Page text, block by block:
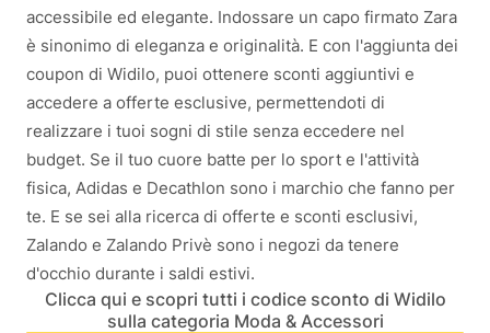
accessibile ed elegante. Indossare un capo firmato Zara
è sinonimo di eleganza e originalità. E con l'aggiunta dei
coupon di Widilo, puoi ottenere sconti aggiuntivi e
accedere a offerte esclusive, permettendoti di
realizzare i tuoi sogni di stile senza eccedere nel
budget. Se il tuo cuore batte per lo sport e l'attività
fisica, Adidas e Decathlon sono i marchio che fanno per
te. E se sei alla ricerca di offerte e sconti esclusivi,
Zalando e Zalando Privè sono i negozi da tenere
d'occhio durante i saldi estivi.
Clicca qui e scopri tutti i codice sconto di Widilo
sulla categoria Moda & Accessori